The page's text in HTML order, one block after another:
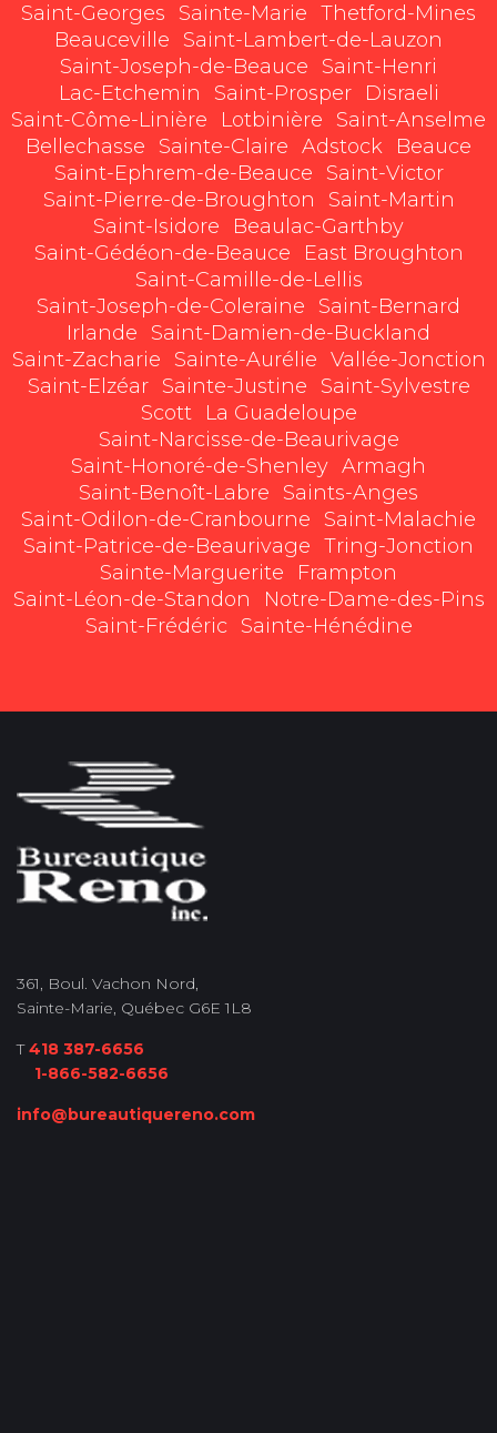
Saint-Georges Sainte-Marie Thetford-Mines
Beauceville
Saint-Lambert-de-Lauzon
Saint-Joseph-de-Beauce
Saint-Henri
Lac-Etchemin
Saint-Prosper
Disraeli
Saint-Côme-Linière
Lotbinière
Saint-Anselme
Bellechasse
Sainte-Claire Adstock
Beauce
Saint-Ephrem-de-Beauce
Saint-Victor
Saint-Pierre-de-Broughton
Saint-Martin
Saint-Isidore
Beaulac-Garthby
Saint-Gédéon-de-Beauce
East Broughton
Saint-Camille-de-Lellis
Saint-Joseph-de-Coleraine
Saint-Bernard
Irlande
Saint-Damien-de-Buckland
Saint-Zacharie
Sainte-Aurélie Vallée-Jonction
Saint-Elzéar
Sainte-Justine
Saint-Sylvestre
Scott
La Guadeloupe
Saint-Narcisse-de-Beaurivage
Saint-Honoré-de-Shenley Armagh
Saint-Benoît-Labre
Saints-Anges
Saint-Odilon-de-Cranbourne
Saint-Malachie
Saint-Patrice-de-Beaurivage Tring-Jonction
Sainte-Marguerite
Frampton
Saint-Léon-de-Standon
Notre-Dame-des-Pins
Saint-Frédéric
Sainte-Hénédine
361, Boul. Vachon Nord,
Sainte-Marie, Québec G6E 1L8
T418 387-6656
1-866-582-6656
info@bureautiquereno.com